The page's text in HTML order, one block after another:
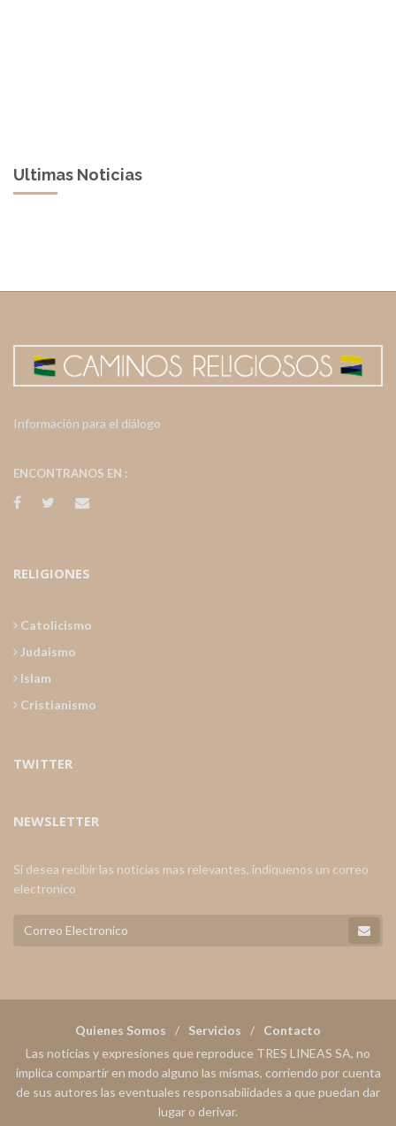
Ultimas Noticias
Información para el diálogo
ENCONTRANOS EN :
RELIGIONES
Catolicismo
Judaismo
Islam
Cristianismo
TWITTER
NEWSLETTER
Si desea recibir las noticias mas relevantes, indiquenos un correo
electronico
Quienes Somos Servicios
Contacto
Las noticias y expresiones que reproduce TRES LINEAS SA, no
implica compartir en modo alguno las mismas, corriendo por cuenta
de sus autores las eventuales responsabilidades a que puedan dar
lugar o derivar.